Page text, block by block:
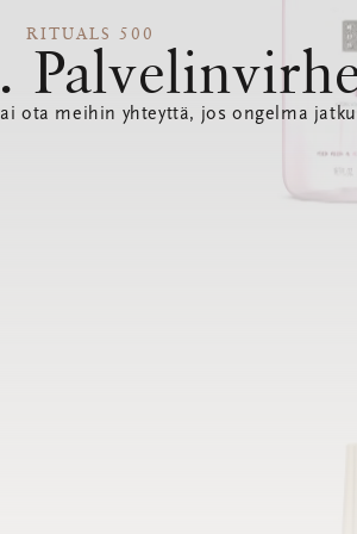
RITUALS 500
ota meihin yhteyttä, jos ongelma